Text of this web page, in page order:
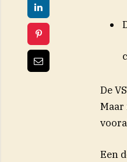
De
Maar
Een